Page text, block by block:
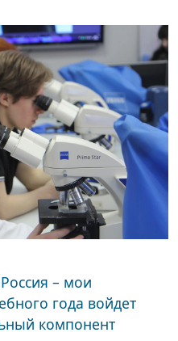
– мои
года войдет
компонент